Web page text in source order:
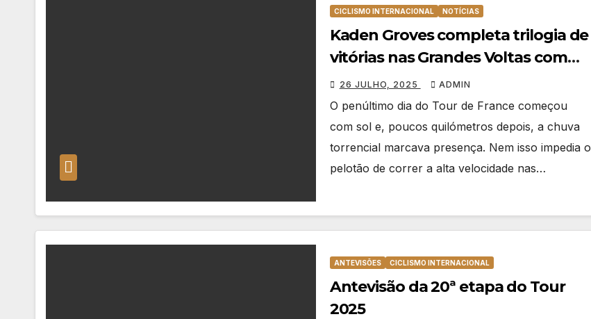
CICLISMO INTERNACIONAL NOTÍCIAS
Kaden Groves completa trilogia de
vitórias nas Grandes Voltas com
fabulosa exibição na etapa 20 do
Tour
26 JULHO, 2025 ADMIN
O penúltimo dia do Tour de France começou
com sol e, poucos quilómetros depois, a chuva
torrencial marcava presença. Nem isso impedia o
pelotão de correr a alta velocidade nas…
ANTEVISÕES CICLISMO INTERNACIONAL
Antevisão da 20ª etapa do Tour
2025